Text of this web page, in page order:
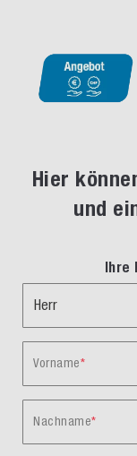
Hier
und
Ihre
Vorname
Nachname